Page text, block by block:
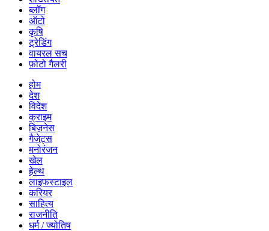
ब्लॉग
ऑटो
कृषि
ट्रेडिंग
वायरल सच
फ़ोटो गैलरी
होम
देश
विदेश
क्राइम
बिज़नेस
गैजेट्स
मनोरंजन
खेल
हेल्थ
लाइफस्टाइल
करियर
साहित्य
राजनीति
धर्म / ज्योतिष